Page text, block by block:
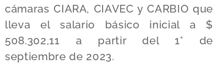
cámaras CIARA, CIAVEC y CARBIO que
lleva el salario básico inicial a $
508.302,11 a partir del 1° de
septiembre de 2023.